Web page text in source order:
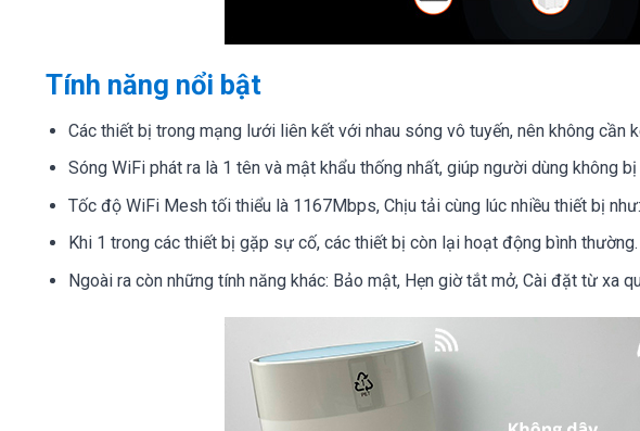
Tính năng nổi bật
Các thiết bị trong mạng lưới liên kết với nhau sóng vô tuyến, nên không cần
Sóng WiFi phát ra là 1 tên và mật khẩu thống nhất, giúp người dùng không
Tốc độ WiFi Mesh tối thiểu là 1167Mbps, Chịu tải cùng lúc nhiều thiết bị
Khi 1 trong các thiết bị gặp sự cố, các thiết bị còn lại hoạt động bình thường.
Ngoài ra còn những tính năng khác: Bảo mật, Hẹn giờ tắt mở, Cài đặt từ xa